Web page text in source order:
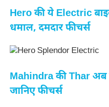
Hero की ये Electric
धमाल, दमदार फीचर्स
Mahindra की Thar अब
जानिए फीचर्स